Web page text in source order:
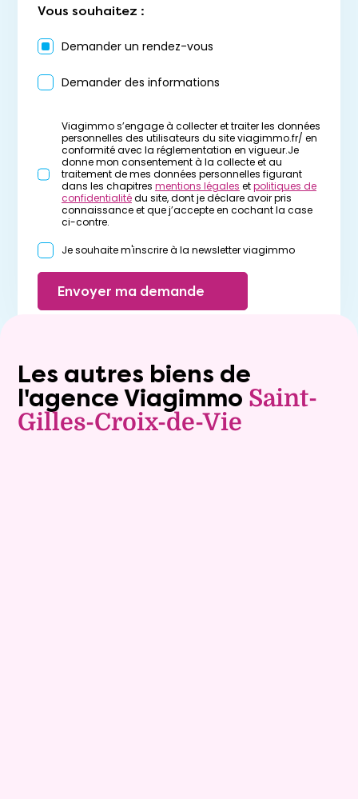
Vous souhaitez :
Demander un rendez-vous
Demander des informations
Viagimmo s’engage à collecter et traiter les données
personnelles des utilisateurs du site viagimmo.fr/ en
conformité avec la réglementation en vigueur.Je
donne mon consentement à la collecte et au
traitement de mes données personnelles figurant
dans les chapitres mentions légales etpolitiques de
confidentialitédu site, dont je déclare avoir pris
connaissance et que j’accepte en cochant la case
ci-contre.
Je souhaite m'inscrire à la newsletter viagimmo
Envoyer ma demande
Les autres biens de
l'agence Viagimmo Saint-
Gilles-Croix-de-Vie